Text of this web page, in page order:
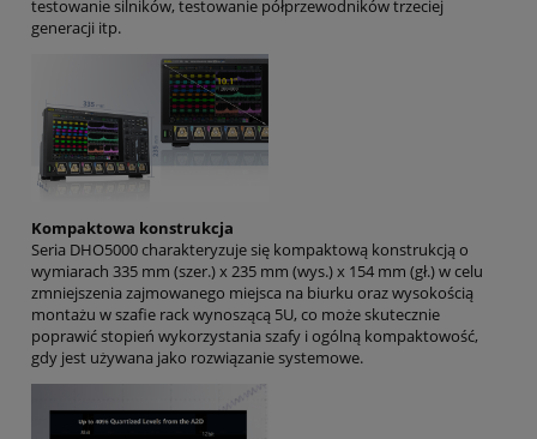
testowanie silników, testowanie półprzewodników trzeciej
generacji itp.
Kompaktowa konstrukcja
Seria DHO5000 charakteryzuje się kompaktową konstrukcją o
wymiarach 335 mm (szer.) x 235 mm (wys.) x 154 mm (gł.) w celu
zmniejszenia zajmowanego miejsca na biurku oraz wysokością
montażu w szafie rack wynoszącą 5U, co może skutecznie
poprawić stopień wykorzystania szafy i ogólną kompaktowość,
gdy jest używana jako rozwiązanie systemowe.